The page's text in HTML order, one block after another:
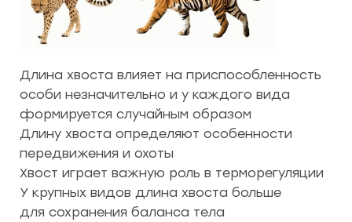
Длина хвоста влияет на приспособленность
особи незначительно и у каждого вида
формируется случайным образом
Длину хвоста определяют особенности
передвижения и охоты
Хвост играет важную роль в терморегуляции
У крупных видов длина хвоста больше
для сохранения баланса тела